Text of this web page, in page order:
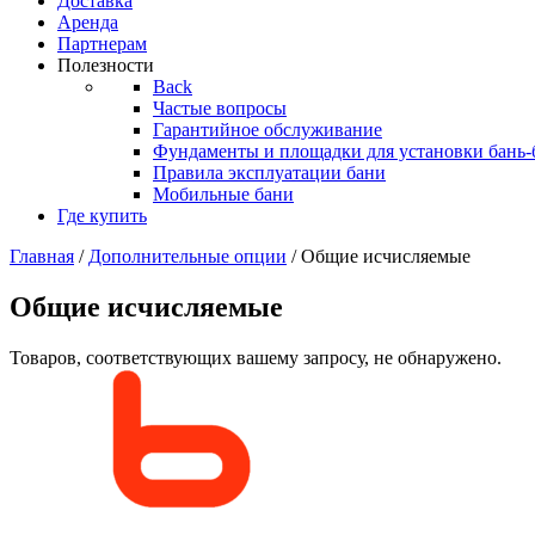
Аренда
Партнерам
Полезности
Back
Частые вопросы
Гарантийное обслуживание
Фундаменты и площадки для установки бань-
Правила эксплуатации бани
Мобильные бани
Где купить
Главная / Дополнительные опции / Общие исчисляемые
Общие исчисляемые
Товаров, соответствующих вашему запросу, не обнаружено.